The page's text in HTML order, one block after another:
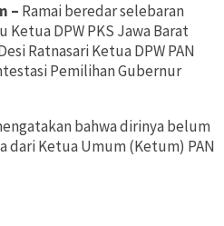
– Ramai beredar selebaran
DPW PKS Jawa Barat
Ratnasari Ketua DPW PAN
Pemilihan Gubernur
bahwa dirinya belum
dari Ketua Umum (Ketum) PAN